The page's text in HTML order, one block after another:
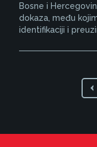
Bosne i
dokaza, među
identifikaciji i